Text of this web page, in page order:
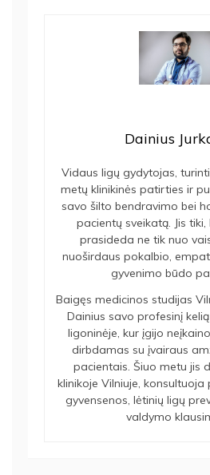
Dainius
Vidaus ligų gydytojas,
metų klinikinės patirties ir
savo šilto bendravimo bei
pacientų sveikatą. Jis
prasideda ne tik nuo
nuoširdaus pokalbio,
gyvenimo būdo
Baigęs medicinos studijas
Dainius savo profesinį
ligoninėje, kur įgijo
dirbdamas su įvairaus
pacientais. Šiuo metu jis
klinikoje Vilniuje, konsultuoja
gyvensenos, lėtinių ligų
valdymo